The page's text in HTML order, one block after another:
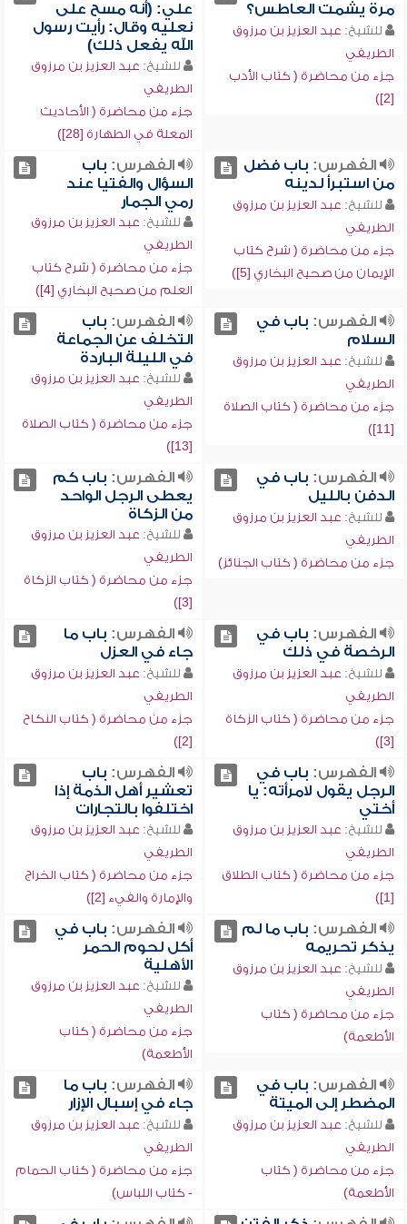
مرة يشمت العاطس؟
للشيخ: عبد العزيز بن مرزوق
الطريفي
جزء من محاضرة ( كتاب الأدب
[2])
علي: (أنه مسح على
نعليه وقال: رأيت رسول
الله يفعل ذلك)
للشيخ: عبد العزيز بن مرزوق
الطريفي
جزء من محاضرة ( الأحاديث
المعلة في الطهارة [28])
الفهرس: باب فضل
من استبرأ لدينه
للشيخ: عبد العزيز بن مرزوق
الطريفي
جزء من محاضرة ( شرح كتاب
الإيمان من صحيح البخاري [5])
الفهرس: باب
السؤال والفتيا عند
رمي الجمار
للشيخ: عبد العزيز بن مرزوق
الطريفي
جزء من محاضرة ( شرح كتاب
العلم من صحيح البخاري [4])
الفهرس: باب في
السلام
للشيخ: عبد العزيز بن مرزوق
الطريفي
جزء من محاضرة ( كتاب الصلاة
[11])
الفهرس: باب
التخلف عن الجماعة
في الليلة الباردة
للشيخ: عبد العزيز بن مرزوق
الطريفي
جزء من محاضرة ( كتاب الصلاة
[13])
الفهرس: باب في
الدفن بالليل
للشيخ: عبد العزيز بن مرزوق
الطريفي
جزء من محاضرة ( كتاب الجنائز)
الفهرس: باب كم
يعطى الرجل الواحد
من الزكاة
للشيخ: عبد العزيز بن مرزوق
الطريفي
جزء من محاضرة ( كتاب الزكاة
[3])
الفهرس: باب في
الرخصة في ذلك
للشيخ: عبد العزيز بن مرزوق
الطريفي
جزء من محاضرة ( كتاب الزكاة
[3])
الفهرس: باب ما
جاء في العزل
للشيخ: عبد العزيز بن مرزوق
الطريفي
جزء من محاضرة ( كتاب النكاح
[2])
الفهرس: باب في
الرجل يقول لامرأته: يا
أختي
للشيخ: عبد العزيز بن مرزوق
الطريفي
جزء من محاضرة ( كتاب الطلاق
[1])
الفهرس: باب
تعشير أهل الذمة إذا
اختلفوا بالتجارات
للشيخ: عبد العزيز بن مرزوق
الطريفي
جزء من محاضرة ( كتاب الخراج
والإمارة والفيء [2])
الفهرس: باب ما لم
يذكر تحريمه
للشيخ: عبد العزيز بن مرزوق
الطريفي
جزء من محاضرة ( كتاب
الأطعمة)
الفهرس: باب في
أكل لحوم الحمر
الأهلية
للشيخ: عبد العزيز بن مرزوق
الطريفي
جزء من محاضرة ( كتاب
الأطعمة)
الفهرس: باب في
المضطر إلى الميتة
للشيخ: عبد العزيز بن مرزوق
الطريفي
جزء من محاضرة ( كتاب
الأطعمة)
الفهرس: باب ما
جاء في إسبال الإزار
للشيخ: عبد العزيز بن مرزوق
الطريفي
جزء من محاضرة ( كتاب الحمام
- كتاب اللباس)